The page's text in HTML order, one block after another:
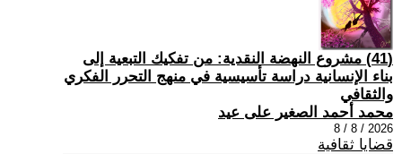
(41) مشروع النهضة النقدية: من تفكيك التبعية إلى
بناء الإنسانية دراسة تأسيسية في منهج التحرر الفكري
والثقافي
محمد أحمد الصغير على عيد
2026 / 8 / 8
قضايا ثقافية